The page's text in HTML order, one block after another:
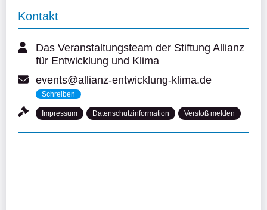
Kontakt
Das Veranstaltungsteam der Stiftung Allianz
für Entwicklung und Klima
events@allianz-entwicklung-klima.de
Schreiben
Impressum Datenschutzinformation Verstoß melden